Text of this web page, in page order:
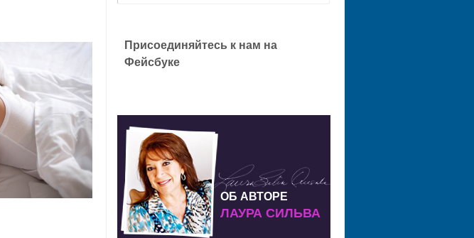
Присоединяйтесь к нам на
Фейсбуке
ОБ АВТОРЕ
ЛАУРА СИЛЬВА